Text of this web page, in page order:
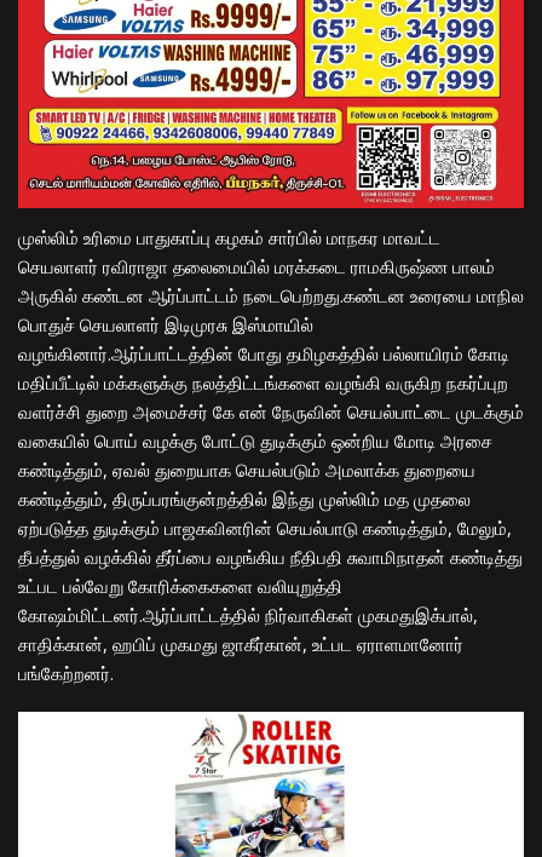
முஸ்லிம் உரிமை பாதுகாப்பு கழகம் சார்பில் மாநகர மாவட்ட
செயலாளர் ரவிராஜா தலைமையில் மரக்கடை ராமகிருஷ்ண பாலம்
அருகில் கண்டன ஆர்ப்பாட்டம் நடைபெற்றது.கண்டன உரையை மாநில
பொதுச் செயலாளர் இடிமுரசு இஸ்மாயில்
வழங்கினார்.ஆர்ப்பாட்டத்தின் போது தமிழகத்தில் பல்லாயிரம் கோடி
மதிப்பீட்டில் மக்களுக்கு நலத்திட்டங்களை வழங்கி வருகிற நகர்ப்புற
வளர்ச்சி துறை அமைச்சர் கே என் நேருவின் செயல்பாட்டை முடக்கும்
வகையில் பொய் வழக்கு போட்டு துடிக்கும் ஒன்றிய மோடி அரசை
கண்டித்தும், ஏவல் துறையாக செயல்படும் அமலாக்க துறையை
கண்டித்தும், திருப்பரங்குன்றத்தில் இந்து முஸ்லிம் மத முதலை
ஏற்படுத்த துடிக்கும் பாஜகவினரின் செயல்பாடு கண்டித்தும், மேலும்,
தீபத்துல் வழக்கில் தீர்ப்பை வழங்கிய நீதிபதி சுவாமிநாதன் கண்டித்து
உட்பட பல்வேறு கோரிக்கைகளை வலியுறுத்தி
கோஷம்மிட்டனர்.ஆர்ப்பாட்டத்தில் நிர்வாகிகள் முகமதுஇக்பால்,
சாதிக்கான், ஹபிப் முகமது ஜாகீர்கான், உட்பட ஏராளமானோர்
பங்கேற்றனர்.